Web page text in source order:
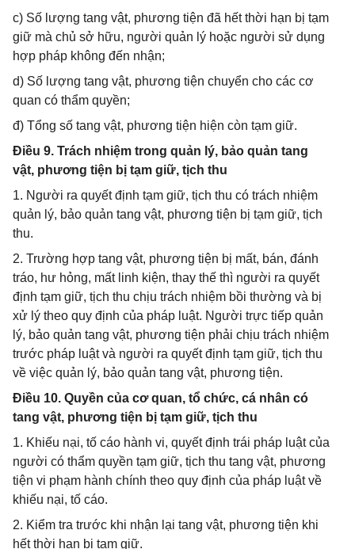
c) Số lượng tang vật, phương tiện đã hết thời hạn bị tạm
giữ mà chủ sở hữu, người quản lý hoặc người sử dụng
hợp pháp không đến nhận;
d) Số lượng tang vật, phương tiện chuyển cho các cơ
quan có thẩm quyền;
đ) Tổng số tang vật, phương tiện hiện còn tạm giữ.
Điều 9. Trách nhiệm trong quản lý, bảo quản tang
vật, phương tiện bị tạm giữ, tịch thu
1. Người ra quyết định tạm giữ, tịch thu có trách nhiệm
quản lý, bảo quản tang vật, phương tiện bị tạm giữ, tịch
thu.
2. Trường hợp tang vật, phương tiện bị mất, bán, đánh
tráo, hư hỏng, mất linh kiện, thay thế thì người ra quyết
định tạm giữ, tịch thu chịu trách nhiệm bồi thường và bị
xử lý theo quy định của pháp luật. Người trực tiếp quản
lý, bảo quản tang vật, phương tiện phải chịu trách nhiệm
trước pháp luật và người ra quyết định tạm giữ, tịch thu
về việc quản lý, bảo quản tang vật, phương tiện.
Điều 10. Quyền của cơ quan, tổ chức, cá nhân có
tang vật, phương tiện bị tạm giữ, tịch thu
1. Khiếu nại, tố cáo hành vi, quyết định trái pháp luật của
người có thẩm quyền tạm giữ, tịch thu tang vật, phương
tiện vi phạm hành chính theo quy định của pháp luật về
khiếu nại, tố cáo.
2. Kiểm tra trước khi nhận lại tang vật, phương tiện khi
hết thời hạn bị tạm giữ.